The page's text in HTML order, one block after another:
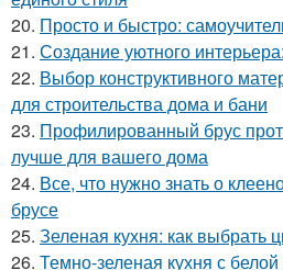
20. Просто и быстро:
21. Создание уютного
22. Выбор конструктивного
для строительства дома и бани
23. Профилированный брус
лучше для вашего дома
24. Все, что нужно знать о
брусе
25. Зеленая кухня: как выбрать
26. Темно-зеленая кухня с